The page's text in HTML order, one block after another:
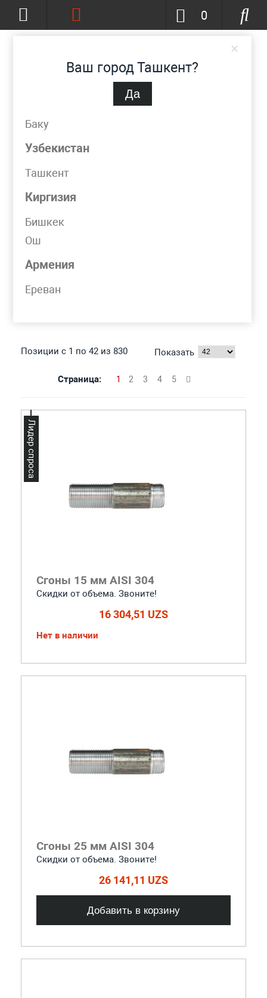
×
Ваш город Ташкент?
Да
Баку
Узбекистан
Ташкент
Киргизия
Бишкек
Ош
Армения
Ереван
0
КАТАЛОГ
СГОНЫ
Позиции с 1 по 42 из 830 Показать
Страница: 1 2 3 4 5
Сгоны 15 мм AISI 304
Скидки от объема. Звоните!
16 304,51 UZS
Нет в наличии
Лидер спроса
Сгоны 25 мм AISI 304
Скидки от объема. Звоните!
26 141,11 UZS
Добавить в корзину